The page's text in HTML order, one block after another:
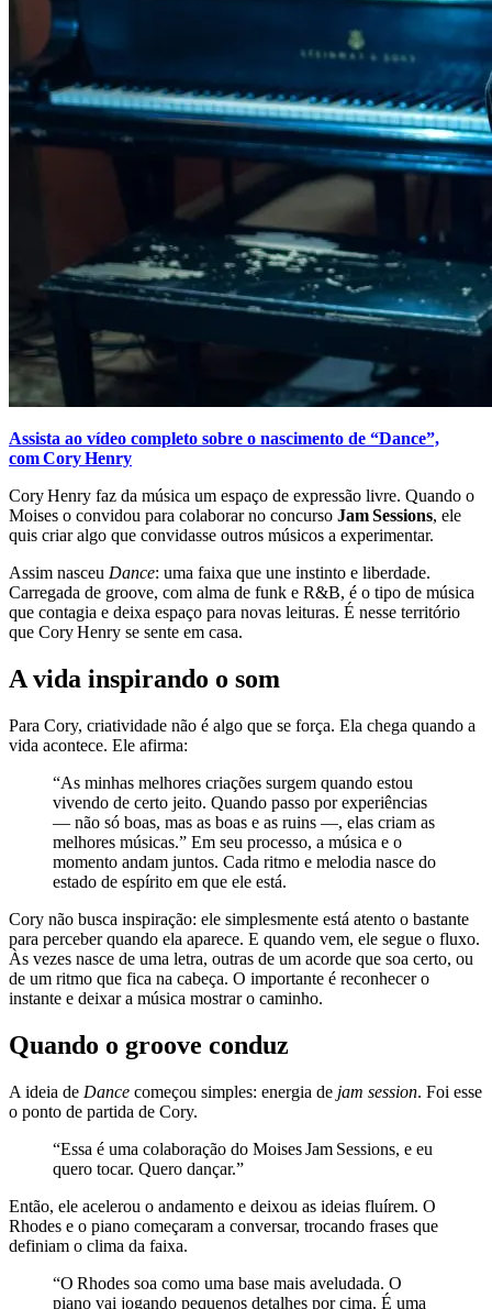
Assista ao vídeo completo sobre o nascimento de “Dance”,
com Cory Henry
Cory Henry faz da música um espaço de expressão livre. Quando o
Moises o convidou para colaborar no concurso Jam Sessions, ele
quis criar algo que convidasse outros músicos a experimentar.
Assim nasceu Dance: uma faixa que une instinto e liberdade.
Carregada de groove, com alma de funk e R&B, é o tipo de música
que contagia e deixa espaço para novas leituras. É nesse território
que Cory Henry se sente em casa.
A vida inspirando o som
Para Cory, criatividade não é algo que se força. Ela chega quando a
vida acontece. Ele afirma:
“As minhas melhores criações surgem quando estou
vivendo de certo jeito. Quando passo por experiências
— não só boas, mas as boas e as ruins —, elas criam as
melhores músicas.” Em seu processo, a música e o
momento andam juntos. Cada ritmo e melodia nasce do
estado de espírito em que ele está.
Cory não busca inspiração: ele simplesmente está atento o bastante
para perceber quando ela aparece. E quando vem, ele segue o fluxo.
Às vezes nasce de uma letra, outras de um acorde que soa certo, ou
de um ritmo que fica na cabeça. O importante é reconhecer o
instante e deixar a música mostrar o caminho.
Quando o groove conduz
A ideia de Dance começou simples: energia de jam session. Foi esse
o ponto de partida de Cory.
“Essa é uma colaboração do Moises Jam Sessions, e eu
quero tocar. Quero dançar.”
Então, ele acelerou o andamento e deixou as ideias fluírem. O
Rhodes e o piano começaram a conversar, trocando frases que
definiam o clima da faixa.
“O Rhodes soa como uma base mais aveludada. O
piano vai jogando pequenos detalhes por cima. É uma